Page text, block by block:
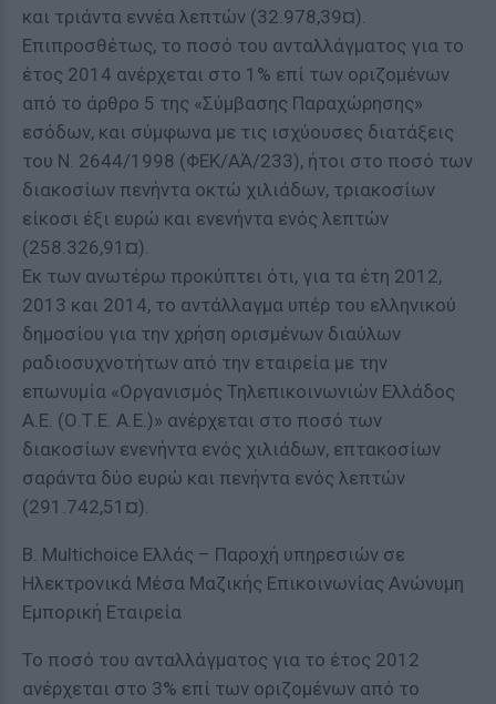
και τριάντα εννέα λεπτών (32.978,39¤).
Επιπροσθέτως, το ποσό του ανταλλάγματος για το
έτος 2014 ανέρχεται στο 1% επί των οριζομένων
από το άρθρο 5 της «Σύμβασης Παραχώρησης»
εσόδων, και σύμφωνα με τις ισχύουσες διατάξεις
του Ν. 2644/1998 (ΦΕΚ/ΑΆ/233), ήτοι στο ποσό των
διακοσίων πενήντα οκτώ χιλιάδων, τριακοσίων
είκοσι έξι ευρώ και ενενήντα ενός λεπτών
(258.326,91¤).
Εκ των ανωτέρω προκύπτει ότι, για τα έτη 2012,
2013 και 2014, το αντάλλαγμα υπέρ του ελληνικού
δημοσίου για την χρήση ορισμένων διαύλων
ραδιοσυχνοτήτων από την εταιρεία με την
επωνυμία «Οργανισμός Τηλεπικοινωνιών Ελλάδος
Α.Ε. (Ο.Τ.Ε. Α.Ε.)» ανέρχεται στο ποσό των
διακοσίων ενενήντα ενός χιλιάδων, επτακοσίων
σαράντα δύο ευρώ και πενήντα ενός λεπτών
(291.742,51¤).
Β. Multichoice Ελλάς – Παροχή υπηρεσιών σε
Ηλεκτρονικά Μέσα Μαζικής Επικοινωνίας Ανώνυμη
Εμπορική Εταιρεία
Το ποσό του ανταλλάγματος για το έτος 2012
ανέρχεται στο 3% επί των οριζομένων από το